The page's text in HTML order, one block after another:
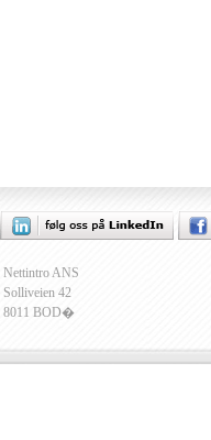
Nettintro ANS
Solliveien 42
8011 BOD�